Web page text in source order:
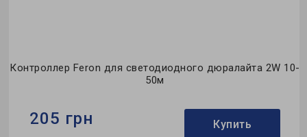
Контроллер Feron для светодиодного дюралайта 2W 10-
50м
205 грн Купить